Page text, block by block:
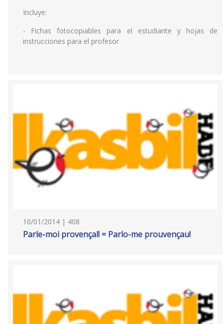
Incluye:
- Fichas fotocopiables para el estudiante y hojas de
instrucciones para el profesor
10/01/2014 | 408
Parle-moi provençal! = Parlo-me prouvençau!